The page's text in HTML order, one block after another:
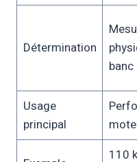
Détermination
banc
Usage
principal
110